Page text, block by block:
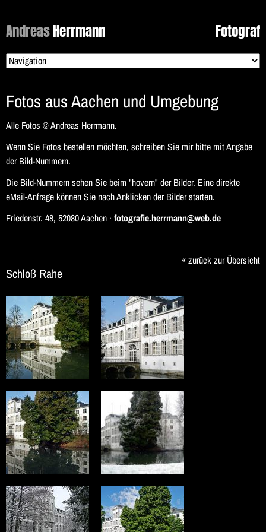
AndreasHerrmann Fotograf
Zielseite
Fotos aus Aachen und Umgebung
Alle Fotos © Andreas Herrmann.
Wenn Sie Fotos bestellen möchten, schreiben Sie mir bitte mit Angabe
der Bild-Nummern.
Die Bild-Nummern sehen Sie beim "hovern" der Bilder. Eine direkte
eMail-Anfrage können Sie nach Anklicken der Bilder starten.
Friedenstr. 48, 52080 Aachen · fotografie.herrmann@web.de
« zurück zur Übersicht
Schloß Rahe